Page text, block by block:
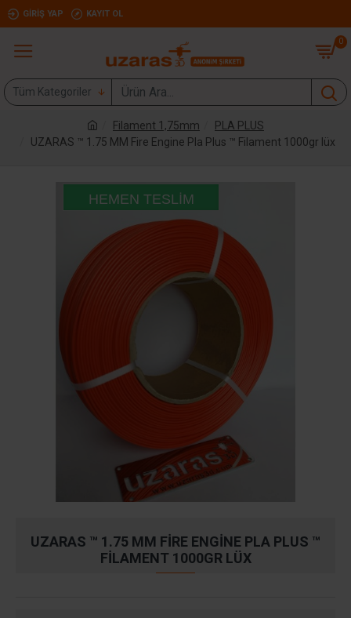
GIRIŞ YAP KAYIT OL
0
Tüm Kategoriler
Filament 1,75mm
PLA PLUS
UZARAS ™ 1.75 MM Fire Engine Pla Plus ™ Filament 1000gr lüx
HEMEN TESLIM
UZARAS ™ 1.75 MM FIRE ENGINE PLA PLUS ™
FILAMENT 1000GR LÜX